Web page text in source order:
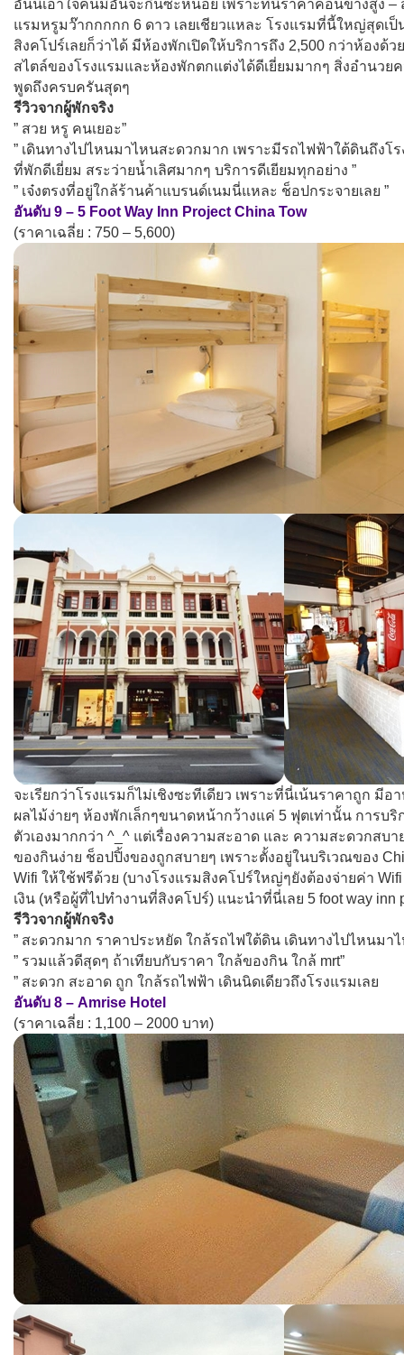
อันนี้เอาใจคนมีอันจะกินซะหน่อย เพราะที่นี่ราคาค่อนข้างสูง –
แรมหรูมว๊ากกกกก 6 ดาว เลยเชียวแหละ โรงแรมที่นี้ใหญ่สุดเ
สิงคโปร์เลยก็ว่าได้ มีห้องพักเปิดให้บริการถึง 2,500 กว่าห้องด้
สไตล์ของโรงแรมและห้องพักตกแต่งได้ดีเยี่ยมมากๆ สิ่งอำนวย
พูดถึงครบครันสุดๆ
รีวิวจากผู้พักจริง
” สวย หรู คนเยอะ”
” เดินทางไปไหนมาไหนสะดวกมาก เพราะมีรถไฟฟ้าใต้ดินถึงโ
ที่พักดีเยี่ยม สระว่ายน้ำเลิศมากๆ บริการดีเยียมทุกอย่าง ”
” เจ๋งตรงที่อยู่ใกล้ร้านค้าแบรนด์เนมนี่แหละ ช็อปกระจายเลย ”
อันดับ 9 – 5 Foot Way Inn Project China Tow
(ราคาเฉลี่ย : 750 – 5,600)
จะเรียกว่าโรงแรมก็ไม่เชิงซะทีเดียว เพราะที่นี่เน้นราคาถูก มีอ
ผลไม้ง่ายๆ ห้องพักเล็กๆขนาดหน้ากว้างแค่ 5 ฟุตเท่านั้น การบริ
ตัวเองมากกว่า ^_^ แต่เรื่องความสะอาด และ ความสะดวกสบ
ของกินง่าย ช็อปปิ้งของถูกสบายๆ เพราะตั้งอยู่ในบริเวณของ
Wifi ให้ใช้ฟรีด้วย (บางโรงแรมสิงคโปร์ใหญ่ๆยังต้องจ่ายค่า
เงิน (หรือผู้ที่ไปทำงานที่สิงคโปร์) แนะนำที่นี่เลย 5 foot way inn
รีวิวจากผู้พักจริง
” สะดวกมาก ราคาประหยัด ใกล้รถไฟใต้ดิน เดินทางไปไหนมาไ
” รวมแล้วดีสุดๆ ถ้าเทียบกับราคา ใกล้ของกิน ใกล้ mrt”
” สะดวก สะอาด ถูก ใกล้รถไฟฟ้า เดินนิดเดียวถึงโรงแรมเลย
อันดับ 8 – Amrise Hotel
(ราคาเฉลี่ย : 1,100 – 2000 บาท)